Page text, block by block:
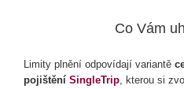
Co Vám
Limity plnění odpovídají variantě
pojištění SingleTrip, kterou si